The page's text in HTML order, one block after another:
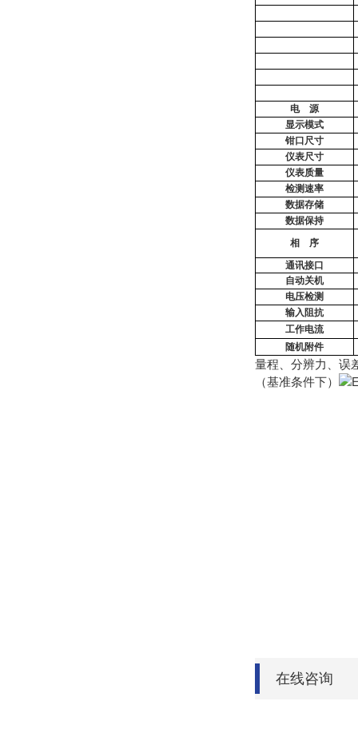
电
源
显示模式
钳口尺寸
仪表尺寸
仪表质量
检测速率
数据存储
数据保持
相
序
通讯接口
自动关机
电压检测
输入阻抗
工作电流
随机附件
量程、分辨力、误
（基准条件下）
在线咨询